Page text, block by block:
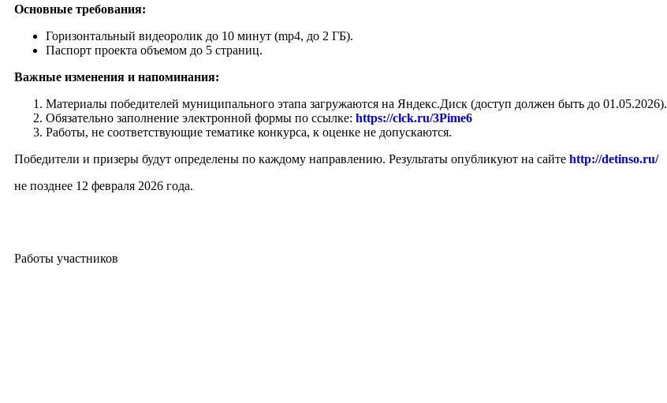
Основные требования:
Горизонтальный видеоролик до 10 минут (mp4, до 2 ГБ).
Паспорт проекта объемом до 5 страниц.
Важные изменения и напоминания:
Материалы победителей муниципального этапа загружаются на Яндекс.Диск (доступ должен быть до 01.05.2026).
Обязательно заполнение электронной формы по ссылке: https://clck.ru/3Pime6
Работы, не соответствующие тематике конкурса, к оценке не допускаются.
Победители и призеры будут определены по каждому направлению. Результаты опубликуют на сайте http://detinso.ru/
не позднее 12 февраля 2026 года.
Работы участников